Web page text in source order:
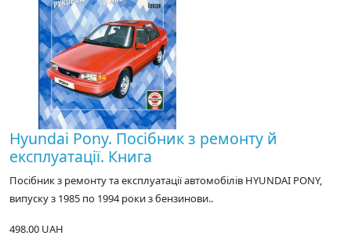
Hyundai Pony. Посібник з ремонту й
експлуатації. Книга
Посібник з ремонту та експлуатації автомобілів HYUNDAI PONY,
випуску з 1985 по 1994 роки з бензинови..
498.00 UAH